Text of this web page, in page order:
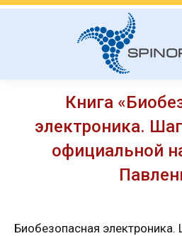
Книга
электроника.
официальной
Биобезопасная электроника.